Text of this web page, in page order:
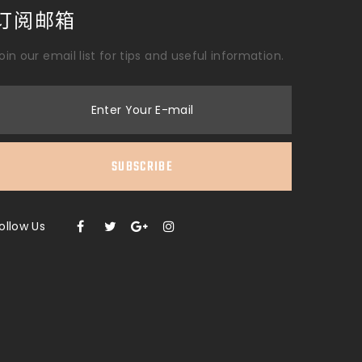
阅邮箱
our email list for tips and useful information.
Enter Your E-mail
SUBSCRIBE
Us